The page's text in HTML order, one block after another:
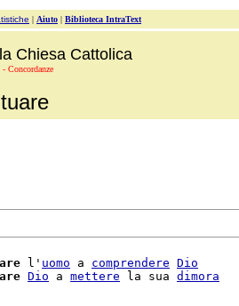
| Aiuto | Biblioteca IntraText
Chiesa Cattolica
Concordanze
l' uomo a comprendere Dio
Dio a mettere la sua dimora